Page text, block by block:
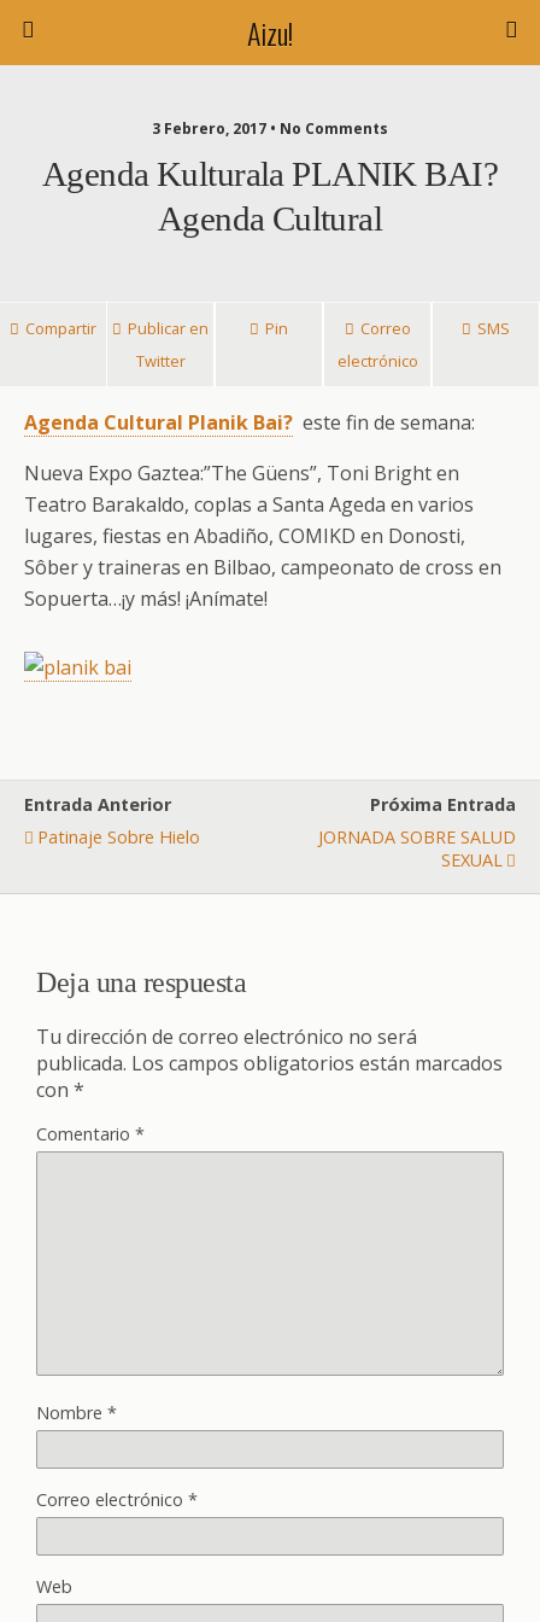
Aizu!
3 Febrero, 2017 • No Comments
Agenda Kulturala PLANIK BAI?
Agenda Cultural
Compartir
Publicar en
Twitter
Pin
Correo
electrónico
SMS
Agenda Cultural Planik Bai? este fin de semana:
Nueva Expo Gaztea:”The Güens”, Toni Bright en
Teatro Barakaldo, coplas a Santa Ageda en varios
lugares, fiestas en Abadiño, COMIKD en Donosti,
Sôber y traineras en Bilbao, campeonato de cross en
Sopuerta…¡y más! ¡Anímate!
Entrada Anterior
Patinaje Sobre Hielo
Próxima Entrada
JORNADA SOBRE SALUD
SEXUAL
Deja una respuesta
Tu dirección de correo electrónico no será
publicada. Los campos obligatorios están marcados
con *
Comentario *
Nombre *
Correo electrónico *
Web